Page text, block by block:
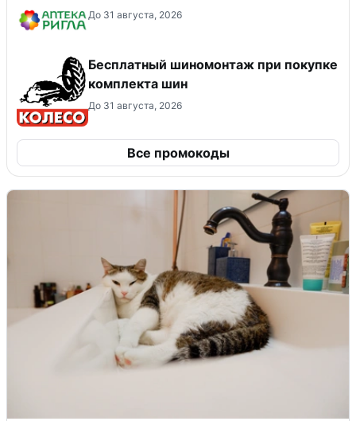
До 31 августа, 2026
Бесплатный шиномонтаж при покупке
комплекта шин
До 31 августа, 2026
Все промокоды